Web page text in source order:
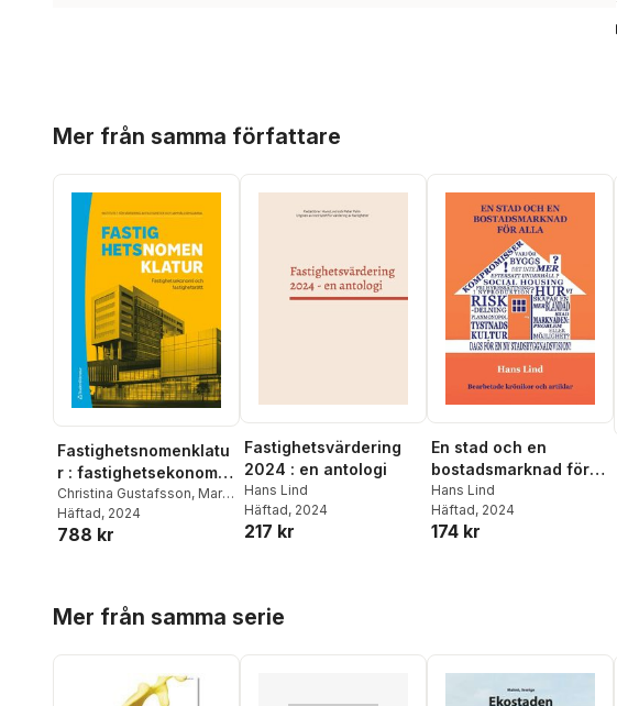
Mer från samma författare
Fastighetsnomenklatu
r : fastighetsekonomi
och fastighetsrätt
Christina Gustafsson, Marc
Landeman,Peter Palm
Anders Ahlberg
Cecilia Hermansson,
Ingemarsson,Thomas
Johan Larsson
Hans Lind
Häftad, 2024
788 kr
Fastighetsvärdering
2024 : en antologi
Hans Lind
Häftad, 2024
217 kr
En stad och en
bostadsmarknad för
alla : bearbetade
krönikor och artiklar
Hans Lind
Häftad, 2024
174 kr
Mer från samma serie